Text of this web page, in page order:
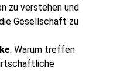
zu verstehen und
Gesellschaft zu
: Warum treffen